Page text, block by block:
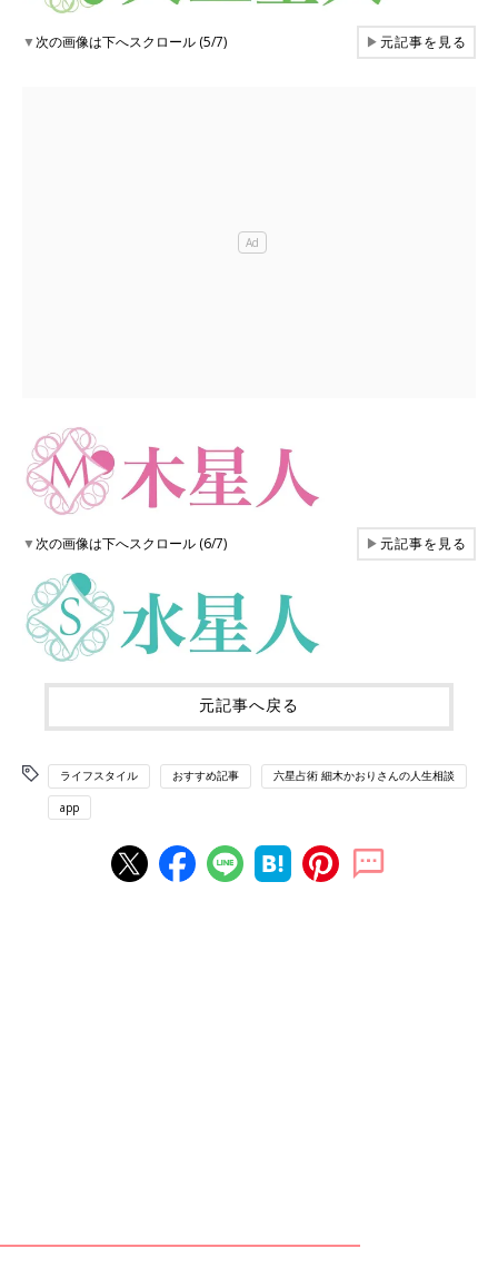
▼次の画像は下へスクロール (5/7) ▶元記事を見る
▼次の画像は下へスクロール (6/7) ▶元記事を見る
元記事へ戻る
ライフスタイル おすすめ記事 六星占術 細木かおりさんの人生相談
app